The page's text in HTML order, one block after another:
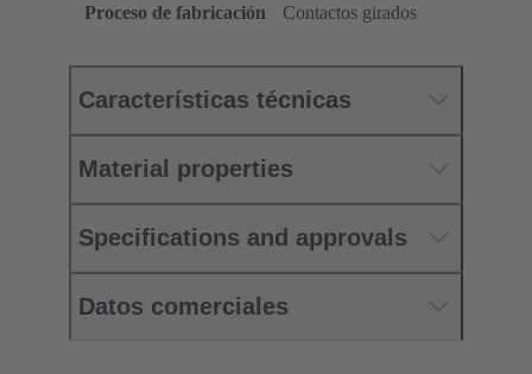
Proceso de fabricación
Contactos girados
Características técnicas
Material properties
Specifications and approvals
Datos comerciales